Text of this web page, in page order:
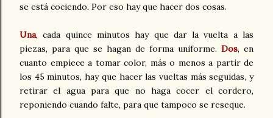
se está cociendo. Por eso hay que hacer dos cosas.
Una, cada quince minutos hay que dar la vuelta a las
piezas, para que se hagan de forma uniforme. Dos, en
cuanto empiece a tomar color, más o menos a partir de
los 45 minutos, hay que hacer las vueltas más seguidas, y
retirar el agua para que no haga cocer el cordero,
reponiendo cuando falte, para que tampoco se reseque.